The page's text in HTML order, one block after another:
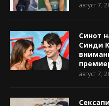
август 7,
Синот
Синди
август 7,